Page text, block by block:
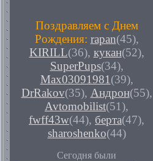
Поздравляем с Днем
Рождения: rapan(45),
KIRILL(36), кукан(52),
SuperPups(34),
Max03091981 (39),
DrRakov(35), Андрон(55),
Avtomobilist(51),
fwff43w(44), берта(47),
sharoshenko(44)
Сегодня были